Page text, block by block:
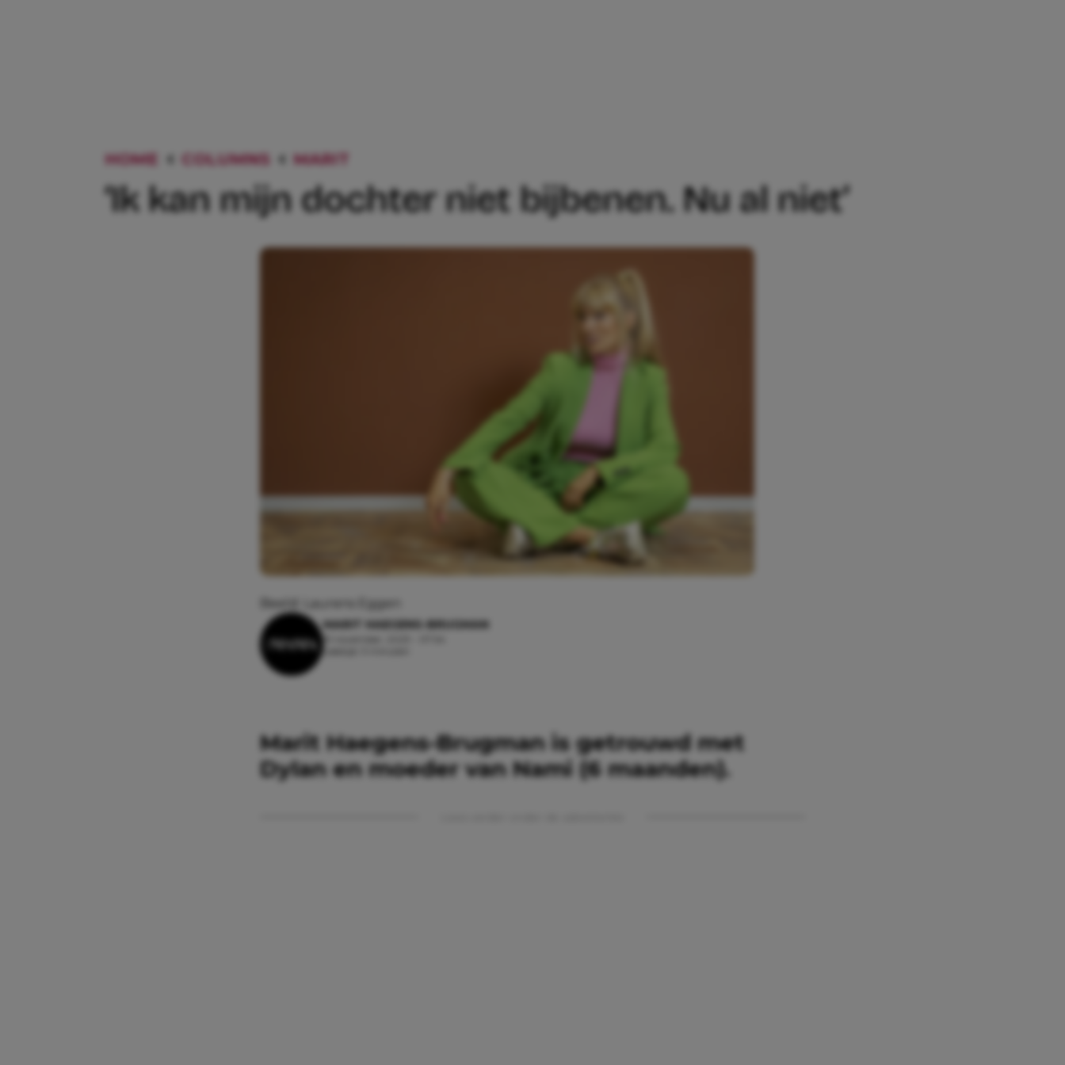
HOME COLUMNS MARIT
‘Ik kan mijn dochter niet bijbenen. Nu al niet’
Marit Haegens-­Brugman is ­getrouwd met
Dylan en moeder van Nami (6 maanden).